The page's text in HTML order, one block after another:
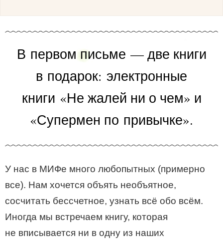
В первом письме — две книги
в подарок: электронные
книги «Не жалей ни о чем» и
«Супермен по привычке».
У нас в МИФе много любопытных (примерно
все). Нам хочется объять необъятное,
сосчитать бессчетное, узнать всё обо всём.
Иногда мы встречаем книгу, которая
не вписывается ни в одну из наших